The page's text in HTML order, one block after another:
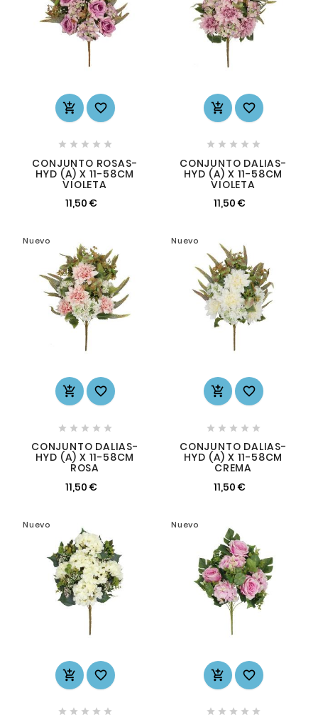
 
    
CONJUNTO ROSAS-
HYD (A) X 11-58CM
VIOLETA
11,50 €
 
    
CONJUNTO DALIAS-
HYD (A) X 11-58CM
VIOLETA
11,50 €
Nuevo
 
    
CONJUNTO DALIAS-
HYD (A) X 11-58CM
ROSA
11,50 €
Nuevo
 
    
CONJUNTO DALIAS-
HYD (A) X 11-58CM
CREMA
11,50 €
Nuevo
 
    
Nuevo
 
    